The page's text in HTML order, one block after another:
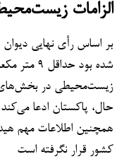
الزامات
شده بود
زیست‌محیطی در بخش‌های
حال، پاکستان ادعا
همچنین اطلاعات مهم
کشور قرار نگرفته است